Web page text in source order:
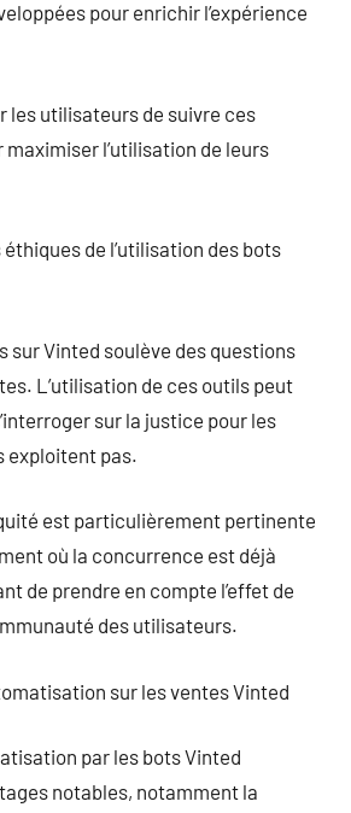
pour enrichir l’expérience
les utilisateurs de suivre ces
l’utilisation de leurs
de l’utilisation des bots
sur Vinted soulève des questions
L’utilisation de ces outils peut
sur la justice pour les
exploitent pas.
est particulièrement pertinente
où la concurrence est déjà
de prendre en compte l’effet de
des utilisateurs.
sur les ventes Vinted
par les bots Vinted
notables, notamment la